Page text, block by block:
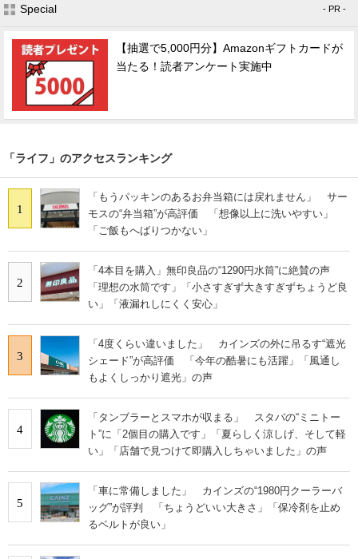
Special - PR -
【抽選で5,000円分】Amazonギフトカードが
当たる！読者アンケート実施中
「ライフ」のアクセスランキング
1
「もうパッキンのあるお弁当箱には戻れません」 サー
モスの“弁当箱”が高評価 「想像以上に洗いやすい」
「ご飯もへばりつかない」
2
「4本目を購入」無印良品の“1290円水筒”に絶賛の声
「理想の水筒です」「小さすぎず大きすぎずちょうど良
い」「液漏れしにくく安心」
3
「4度くらい違いました」 カインズの外に吊るす“遮光
シェード”が高評価 「今年の酷暑にも活躍」「風通し
もよくしっかり遮光」の声
4
「タンブラーとスマホが収まる」 スタバの“ミニトー
ト”に「2個目の購入です」「夏らしく涼しげ、そして軽
い」「店舗で見つけて即購入しちゃいました」の声
5
「車に常備しました」 カインズの“1980円クーラーバ
ッグ”が評判 「ちょうどいい大きさ」「保冷剤を止め
るベルトが良い」